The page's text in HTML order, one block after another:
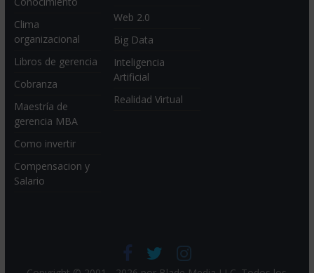
Clima
organizacional
Libros de gerencia
Cobranza
Maestría de
gerencia MBA
Como invertir
Compensacion y
Salario
Web 2.0
Big Data
Inteligencia
Artificial
Realidad Virtual